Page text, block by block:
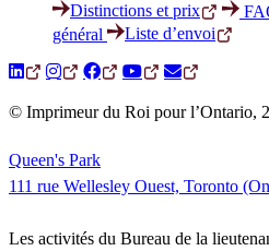
Distinctions et prix
général
Liste d’envoi
© Imprimeur du Roi pour l’Ontario,
Queen's Park
111 rue Wellesley Ouest, Toronto
Les activités du Bureau de la